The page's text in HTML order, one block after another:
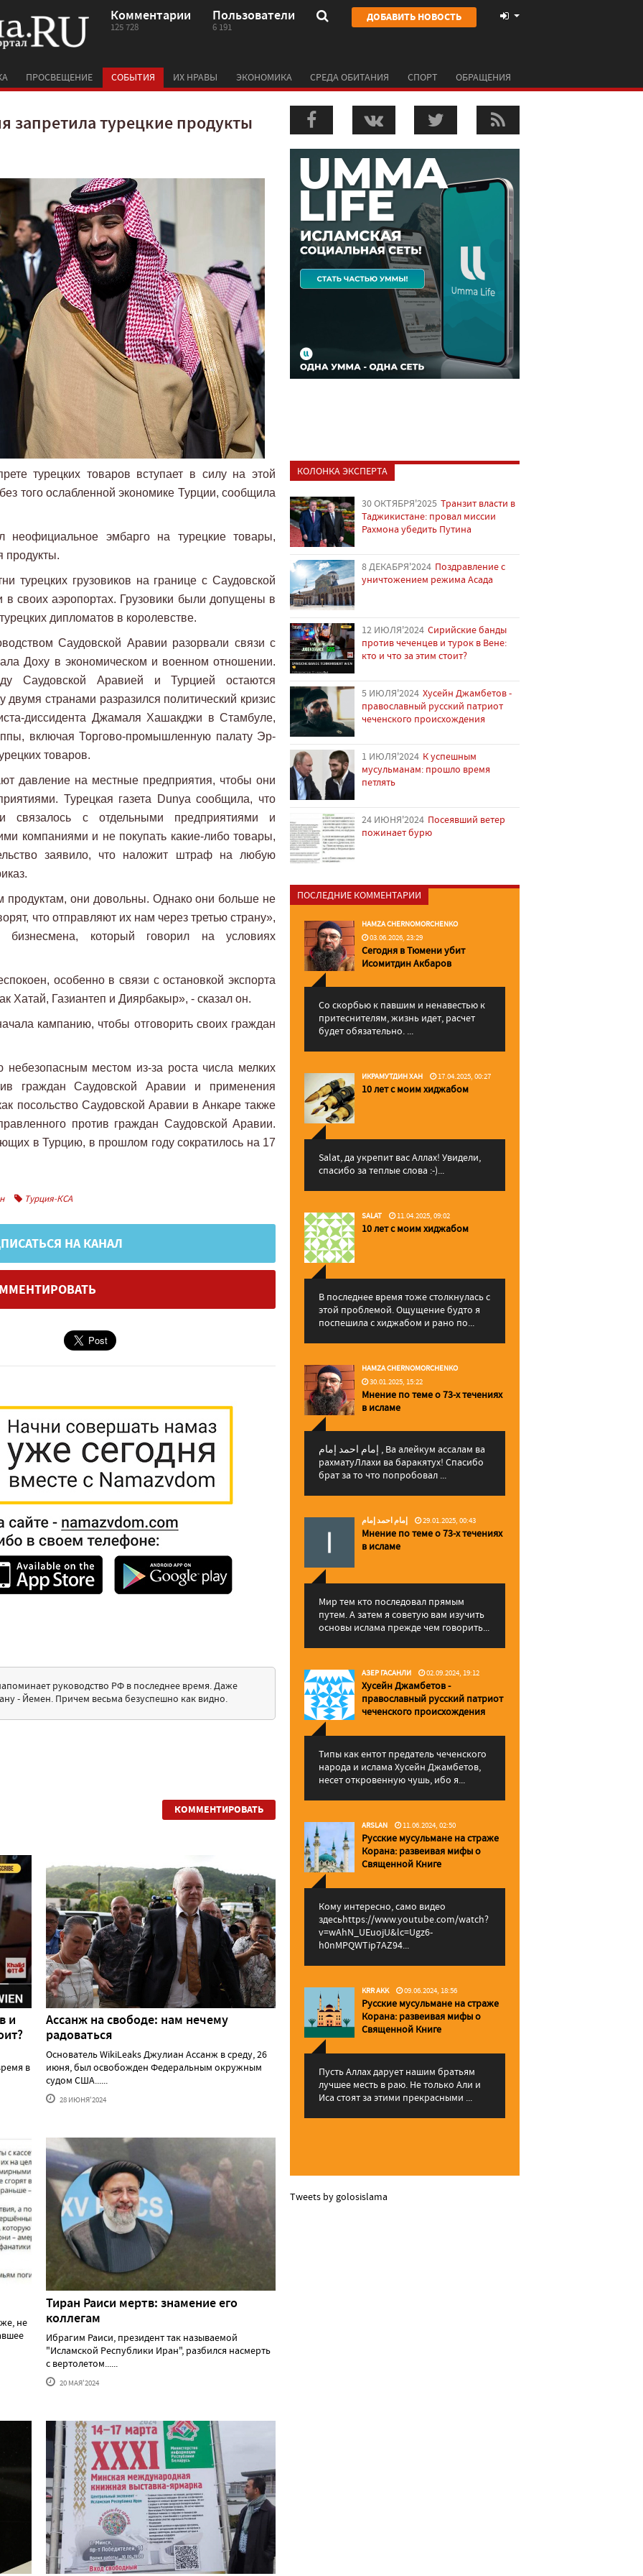
Комментарии
125 728
Пользователи
6 191
ДОБАВИТЬ НОВОСТЬ
ПРОСВЕЩЕНИЕ СОБЫТИЯ ИХ НРАВЫ ЭКОНОМИКА СРЕДА ОБИТАНИЯ СПОРТ ОБРАЩЕНИЯ
запретила турецкие продукты
турецких товаров вступает в силу на этой
того ослабленной экономике Турции, сообщила
эмбарго на турецкие товары,
продукты.
турецких грузовиков на границе с Саудовской
в своих аэропортах. Грузовики были допущены в
дипломатов в королевстве.
Саудовской Аравии разорвали связи с
Доху в экономическом и военном отношении.
Саудовской Аравией и Турцией остаются
странами разразился политический кризис
диссидента Джамаля Хашакджи в Стамбуле,
включая Торгово-промышленную палату Эр-
товаров.
давление на местные предприятия, чтобы они
Турецкая газета Dunya сообщила, что
связалось с отдельными предприятиями и
компаниями и не покупать какие-либо товары,
заявило, что наложит штраф на любую
продуктам, они довольны. Однако они больше не
что отправляют их нам через третью страну»,
бизнесмена, который говорил на условиях
особенно в связи с остановкой экспорта
Хатай, Газиантеп и Диярбакыр», - сказал он.
кампанию, чтобы отговорить своих граждан
местом из-за роста числа мелких
граждан Саудовской Аравии и применения
посольство Саудовской Аравии в Анкаре также
против граждан Саудовской Аравии.
в Турцию, в прошлом году сократилось на 17
Турция-КСА
НА КАНАЛ
руководство РФ в последнее время. Даже
- Йемен. Причем весьма безуспешно как видно.
КОММЕНТИРОВАТЬ
и
в
Ассанж на свободе: нам нечему
радоваться
Основатель WikiLeaks Джулиан Ассанж в среду, 26
июня, был освобожден Федеральным окружным
судом США......
28 ИЮНЯ'2024
не
Тиран Раиси мертв: знамение его
коллегам
Ибрагим Раиси, президент так называемой
"Исламской Республики Иран", разбился насмерть
с вертолетом......
20 МАЯ'2024
КОЛОНКА ЭКСПЕРТА
30 ОКТЯБРЯ'2025 Транзит власти в
Таджикистане: провал миссии
Рахмона убедить Путина
8 ДЕКАБРЯ'2024 Поздравление с
уничтожением режима Асада
12 ИЮЛЯ'2024 Сирийские банды
против чеченцев и турок в Вене:
кто и что за этим стоит?
5 ИЮЛЯ'2024 Хусейн Джамбетов -
православный русский патриот
чеченского происхождения
1 ИЮЛЯ'2024 К успешным
мусульманам: прошло время
петлять
24 ИЮНЯ'2024 Посеявший ветер
пожинает бурю
ПОСЛЕДНИЕ КОММЕНТАРИИ
HAMZA CHERNOMORCHENKO
03.06.2026, 23:29
Сегодня в Тюмени убит
Исомитдин Акбаров
Со скорбью к павшим и ненавестью к
притеснителям, жизнь идет, расчет
будет обязательно. ...
ИКРАМУТДИН ХАН 17.04.2025, 00:27
10 лет с моим хиджабом
Salat, да укрепит вас Аллаx! Увидели,
спасибо за теплые слова :-)...
SALAT 11.04.2025, 09:02
10 лет с моим хиджабом
В последнее время тоже столкнулась с
этой проблемой. Ощущение будто я
поспешила с хиджабом и рано по...
HAMZA CHERNOMORCHENKO
30.01.2025, 15:22
Мнение по теме о 73-х течениях
в исламе
إمام احمد إمام , Ва алейкум ассалам ва
рахматуЛлахи ва баракятух! Спасибо
брат за то что попробовал ...
إمام احمد إمام 29.01.2025, 00:43
Мнение по теме о 73-х течениях
в исламе
Мир тем кто последовал прямым
путем. А затем я советую вам изучить
основы ислама прежде чем говорить...
АЗЕР ГАСАНЛИ 02.09.2024, 19:12
Хусейн Джамбетов -
православный русский патриот
чеченского происхождения
Типы как ентот предатель чеченского
народа и ислама Хусейн Джамбетов,
несет откровенную чушь, ибо я...
ARSLAN 11.06.2024, 02:50
Русские мусульмане на страже
Корана: pазвеивая мифы о
Священной Книге
Кому интересно, само видео
здесьhttps://www.youtube.com/watch?
v=wAhN_UEuojU&lc=Ugz6-
h0nMPQWTip7AZ94...
KRR AKK 09.06.2024, 18:56
Русские мусульмане на страже
Корана: pазвеивая мифы о
Священной Книге
Пусть Аллах дарует нашим братьям
лучшее месть в раю. Не только Али и
Иса стоят за этими прекрасными ...
Tweets by golosislama